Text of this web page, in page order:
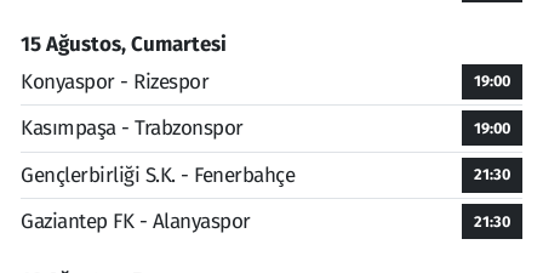
15 Ağustos, Cumartesi
Konyaspor - Rizespor
19:00
Kasımpaşa - Trabzonspor 19:00
Gençlerbirliği S.K. - Fenerbahçe 21:30
Gaziantep FK - Alanyaspor 21:30